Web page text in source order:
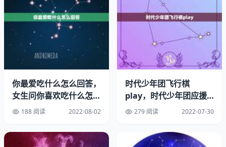
乾陵是唐代帝王陵墓中发现有双重城垣的墓葬，内城象征京
城长安的皇城，外城相当于和土民居住的郭城，反映了当时
中国古代都城的整体格局。2019武则天墓打开了。
乾陵也是历经千年未掘的唐代帝王陵，其地宫遂道编号刻字
砌石已被发现，出土有细腰铁拴板、锡铁锭等，具有一般陵
墓所没有的独值。武则天的死因,太残忍了。
武则天全图是怎么样的？
你最爱吃什么怎么回答，
女生问你喜欢吃什么怎么
回？188 阅读 2022-08-02
时代少年团飞行棋
play，时代少年团应援
口号是什么？
279 阅读 2022-07-30